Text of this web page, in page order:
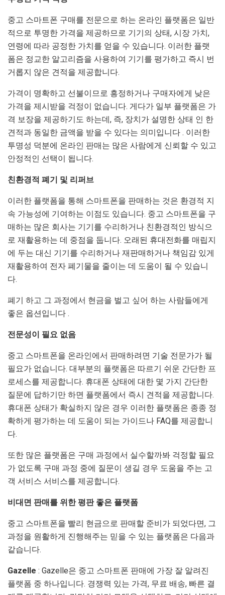
중고 스마트폰 구매를 전문으로 하는 온라인 플랫폼은 일반
적으로 투명한 가격을 제공하므로 기기의 상태, 시장 가치,
연령에 따라 공정한 가치를 얻을 수 있습니다. 이러한 플랫
폼은 정교한 알고리즘을 사용하여 기기를 평가하고 즉시 번
거롭지 않은 견적을 제공합니다.
가격이 명확하고 선불이므로 흥정하거나 구매자에게 낮은
가격을 제시받을 걱정이 없습니다. 게다가 일부 플랫폼은 가
격 보장을 제공하기도 하는데, 즉, 장치가 설명한 상태 인 한
견적과 동일한 금액을 받을 수 있다는 의미입니다 . 이러한
투명성 덕분에 온라인 판매는 많은 사람에게 신뢰할 수 있고
안정적인 선택이 됩니다.
친환경적 폐기 및 리퍼브
이러한 플랫폼을 통해 스마트폰을 판매하는 것은 환경적 지
속 가능성에 기여하는 이점도 있습니다. 중고 스마트폰을 구
매하는 많은 회사는 기기를 수리하거나 친환경적인 방식으
로 재활용하는 데 중점을 둡니다. 오래된 휴대전화를 매립지
에 두는 대신 기기를 수리하거나 재판매하거나 책임감 있게
재활용하여 전자 폐기물을 줄이는 데 도움이 될 수 있습니
다.
폐기 하고 그 과정에서 현금을 벌고 싶어 하는 사람들에게
좋은 옵션입니다 .
전문성이 필요 없음
중고 스마트폰을 온라인에서 판매하려면 기술 전문가가 될
필요가 없습니다. 대부분의 플랫폼은 따르기 쉬운 간단한 프
로세스를 제공합니다. 휴대폰 상태에 대한 몇 가지 간단한
질문에 답하기만 하면 플랫폼에서 즉시 견적을 제공합니다.
휴대폰 상태가 확실하지 않은 경우 이러한 플랫폼은 종종 정
확하게 평가하는 데 도움이 되는 가이드나 FAQ를 제공합니
다.
또한 많은 플랫폼은 구매 과정에서 실수할까봐 걱정할 필요
가 없도록 구매 과정 중에 질문이 생길 경우 도움을 주는 고
객 서비스 서비스를 제공합니다.
비대면 판매를 위한 평판 좋은 플랫폼
중고 스마트폰을 빨리 현금으로 판매할 준비가 되었다면, 그
과정을 원활하게 진행해주는 믿을 수 있는 플랫폼은 다음과
같습니다.
Gazelle : Gazelle은 중고 스마트폰 판매에 가장 잘 알려진
플랫폼 중 하나입니다. 경쟁력 있는 가격, 무료 배송, 빠른 결